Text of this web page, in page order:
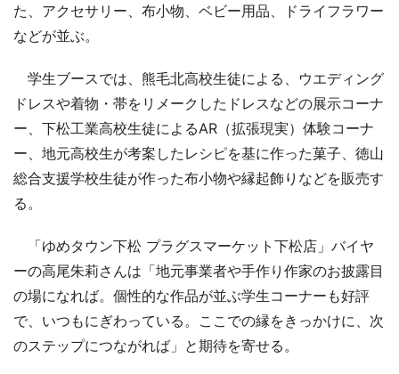
た、アクセサリー、布小物、ベビー用品、ドライフラワー
などが並ぶ。
学生ブースでは、熊毛北高校生徒による、ウエディング
ドレスや着物・帯をリメークしたドレスなどの展示コーナ
ー、下松工業高校生徒によるAR（拡張現実）体験コーナ
ー、地元高校生が考案したレシピを基に作った菓子、徳山
総合支援学校生徒が作った布小物や縁起飾りなどを販売す
る。
「ゆめタウン下松 プラグスマーケット下松店」バイヤ
ーの高尾朱莉さんは「地元事業者や手作り作家のお披露目
の場になれば。個性的な作品が並ぶ学生コーナーも好評
で、いつもにぎわっている。ここでの縁をきっかけに、次
のステップにつながれば」と期待を寄せる。